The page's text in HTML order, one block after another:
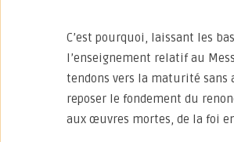
C’est pourquoi, laissant les
l’enseignement relatif au
tendons vers la maturité sans
reposer le fondement du
aux œuvres mortes, de la foi